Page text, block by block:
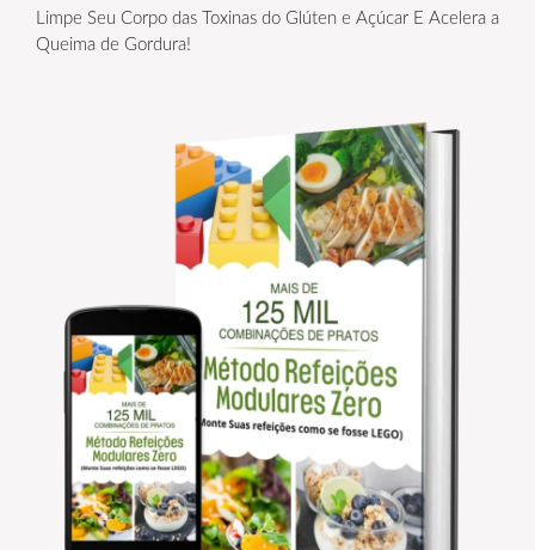
Limpe Seu Corpo das Toxinas do Glúten e Açúcar E Acelera a
Queima de Gordura!